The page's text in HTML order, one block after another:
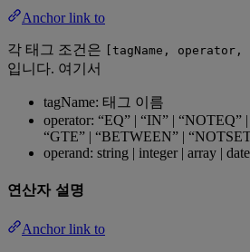
Anchor link to
각 태그 조건은 [tagName, operator,
입니다. 여기서
tagName: 태그 이름
operator: “EQ” | “IN” | “NOTEQ”
“GTE” | “BETWEEN” |
operand: string | integer | array | date
연산자 설명
Anchor link to